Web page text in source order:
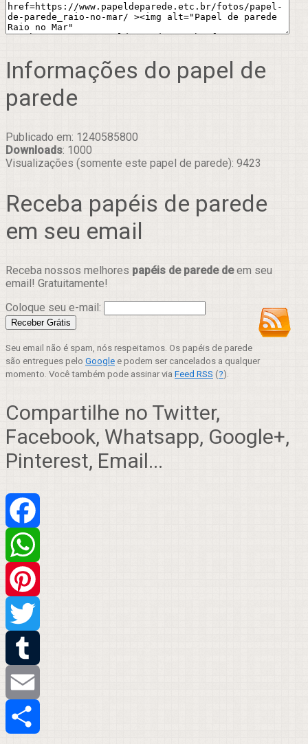
Informações do papel de
parede
Publicado em: 1240585800
Downloads: 1000
Visualizações (somente este papel de parede): 9423
Receba papéis de parede
em seu email
Receba nossos melhores papéis de parede deem seu
email! Gratuitamente!
Coloque seu e-mail:
Seu email não é spam, nós respeitamos. Os papéis de parede
são entregues pelo Google e podem ser cancelados a qualquer
momento. Você também pode assinar via Feed RSS (?).
Compartilhe no Twitter,
Facebook, Whatsapp, Google+,
Pinterest, Email...
Facebook
WhatsApp
Pinterest
Twitter
Tumblr
Email